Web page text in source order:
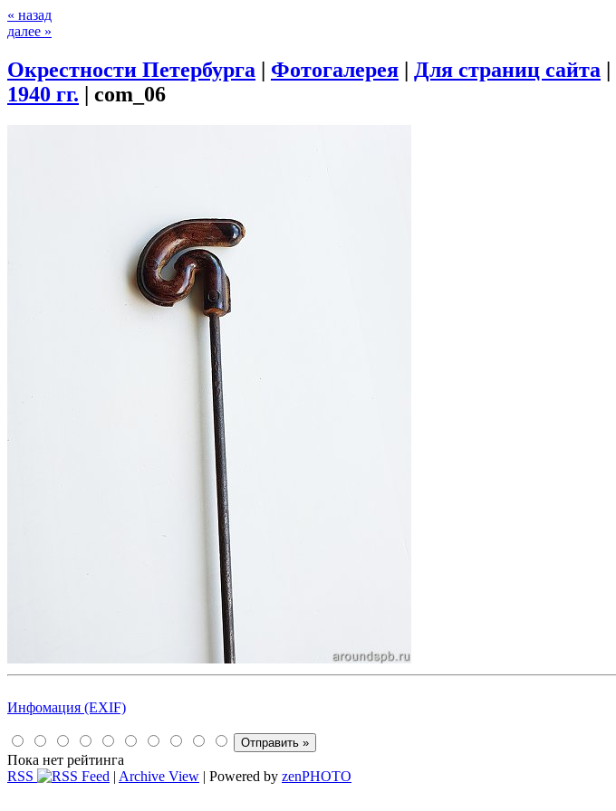
« назад
далее »
Окрестности Петербурга | Фотогалерея | Для страниц сайта |
1940 гг. | com_06
Инфомация (EXIF)
Пока нет рейтинга
RSS
| Archive View | Powered by zenPHOTO